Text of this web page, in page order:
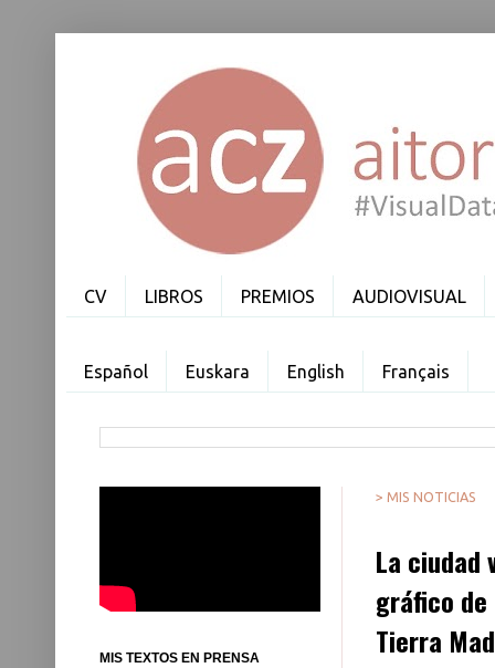
CV LIBROS PREMIOS AUDIOVISUAL
Español Euskara English Français
> MIS NOTICIAS
La ciudad
gráfico de
Tierra
MIS TEXTOS EN PRENSA